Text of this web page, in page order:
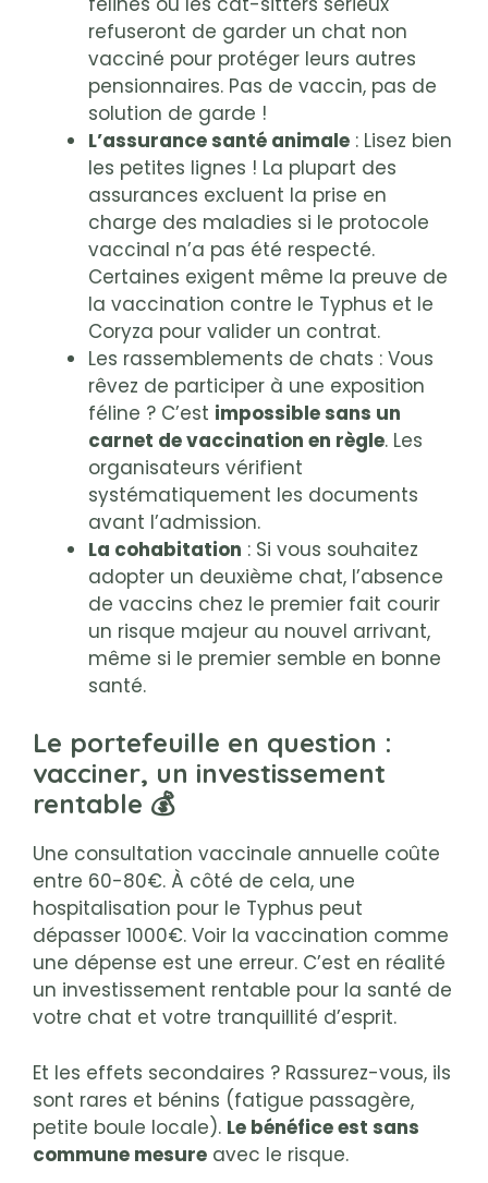
refuseront de garder un chat non
vacciné pour protéger leurs autres
pensionnaires. Pas de vaccin, pas de
solution de garde !
L’assurance santé animale : Lisez bien
les petites lignes ! La plupart des
assurances excluent la prise en
charge des maladies si le protocole
vaccinal n’a pas été respecté.
Certaines exigent même la preuve de
la vaccination contre le Typhus et le
Coryza pour valider un contrat.
Les rassemblements de chats : Vous
rêvez de participer à une exposition
féline ? C’est impossible sans un
carnet de vaccination en règle. Les
organisateurs vérifient
systématiquement les documents
avant l’admission.
La cohabitation : Si vous souhaitez
adopter un deuxième chat, l’absence
de vaccins chez le premier fait courir
un risque majeur au nouvel arrivant,
même si le premier semble en bonne
santé.
Le portefeuille en question :
vacciner, un investissement
rentable 💰
Une consultation vaccinale annuelle coûte
entre 60-80€. À côté de cela, une
hospitalisation pour le Typhus peut
dépasser 1000€. Voir la vaccination comme
une dépense est une erreur. C’est en réalité
un investissement rentable pour la santé de
votre chat et votre tranquillité d’esprit.
Et les effets secondaires ? Rassurez-vous, ils
sont rares et bénins (fatigue passagère,
petite boule locale). Le bénéfice est sans
commune mesure avec le risque.